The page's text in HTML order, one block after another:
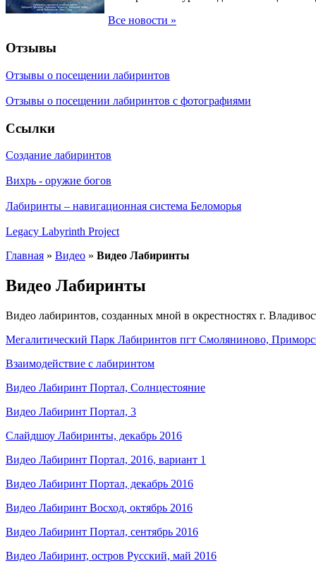
Все новости »
Отзывы
Отзывы о посещении лабиринтов
Отзывы о посещении лабиринтов с фотографиями
Ссылки
Создание лабиринтов
Вихрь - оружие богов
Лабиринты – навигационная система Беломорья
Legacy Labyrinth Project
Главная » Видео » Видео Лабиринты
Видео Лабиринты
Видео лабиринтов, созданных мной в окрестностях г.
Мегалитический Парк Лабиринтов пгт Смоляниново,
Взаимодействие с лабиринтом
Видео Лабиринт Портал, Солнцестояние
Видео Лабиринт Портал, 3
Слайдшоу Лабиринты, декабрь 2016
Видео Лабиринт Портал, 2016, вариант 1
Видео Лабиринт Портал, декабрь 2016
Видео Лабиринт Восход, октябрь 2016
Видео Лабиринт Портал, сентябрь 2016
Видео Лабиринт, остров Русский, май 2016